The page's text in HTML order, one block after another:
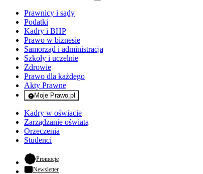
Prawnicy i sądy
Podatki
Kadry i BHP
Prawo w biznesie
Samorząd i administracja
Szkoły i uczelnie
Zdrowie
Prawo dla każdego
Akty Prawne
Moje Prawo.pl
- rejestracja i logowanie do serwisu
Kadry w oświacie
Zarządzanie oświatą
Orzeczenia
Studenci
Promocje- otwiera się w nowej karcie
Newsletter